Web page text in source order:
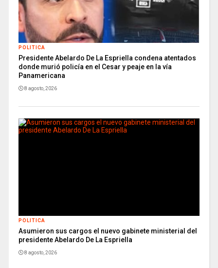
POLITICA
Presidente Abelardo De La Espriella condena atentados
donde murió policía en el Cesar y peaje en la vía
Panamericana
8 agosto, 2026
POLITICA
Asumieron sus cargos el nuevo gabinete ministerial del
presidente Abelardo De La Espriella
8 agosto, 2026